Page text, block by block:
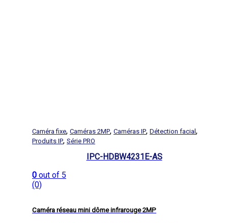
Caméra fixe, Caméras 2MP, Caméras IP, Détection facial ,
Produits IP, Série PRO
IPC-HDBW4231E-AS
0 out of 5
(0)
Caméra réseau mini dôme infrarouge 2MP